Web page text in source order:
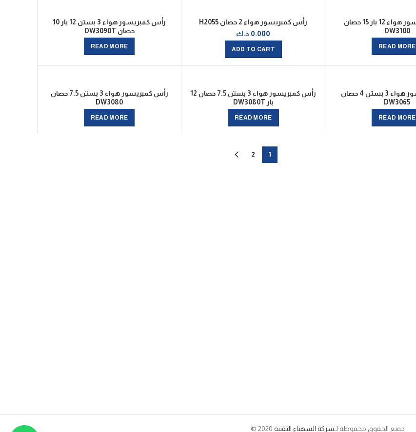
رأس كمبريسور هواء 12 بار 15 حصان
DW3100
READ MORE
رأس كمبريسور هواء 2 حصان H2055
0.000 د.ك
ADD TO CART
رأس كمبريسور هواء 3 بستن 12 بار 10
حصان DW3090T
READ MORE
رأس كمبريسور هواء 3 بستن 4 حصان
DW3065
READ MORE
رأس كمبريسور هواء 3 بستن 7.5 حصان 12
بار DW3080T
READ MORE
رأس كمبريسور هواء 3 بستن 7.5 حصان
DW3080
READ MORE
1
2
جميع الحقوق محفوظة لـ شركة الشهباء التقنية 2020 ©